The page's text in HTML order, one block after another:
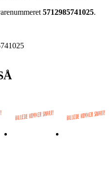
5712985741025.